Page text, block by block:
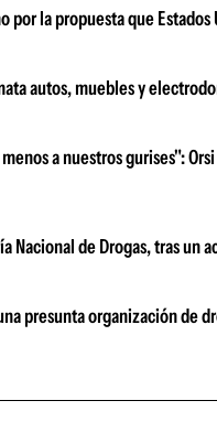
la propuesta que
autos, muebles y
a nuestros gurises":
Nacional de Drogas, tras un
presunta organización de